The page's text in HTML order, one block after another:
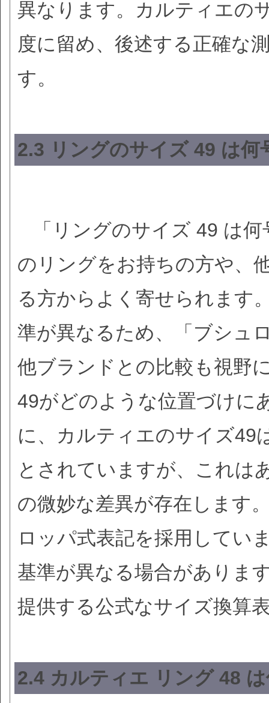
異なります。カルティエの
度に留め、後述する正確な
す。
2.3 リングのサイズ 49 は
「リングのサイズ 49 は
のリングをお持ちの方や、
る方からよく寄せられます
準が異なるため、「ブシュ
他ブランドとの比較も視野
49がどのような位置づけに
に、カルティエのサイズ49
とされていますが、これは
の微妙な差異が存在します
ロッパ式表記を採用してい
基準が異なる場合がありま
提供する公式なサイズ換算
2.4 カルティエ リング 48